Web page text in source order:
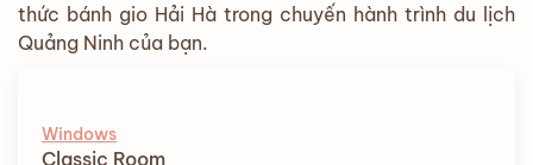
thức bánh gio Hải Hà trong chuyến hành trình du lịch
Quảng Ninh của bạn.
Windows
Classic Room